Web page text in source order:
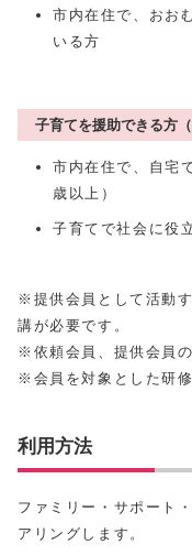
市内在住で、おお
いる方
子育てを援助できる方（
市内在住で、自宅
歳以上）
子育てで社会に役
※提供会員として活動
講が必要です。
※依頼会員、提供会員
※会員を対象とした研
利用方法
ファミリー・サポート
アリングします。